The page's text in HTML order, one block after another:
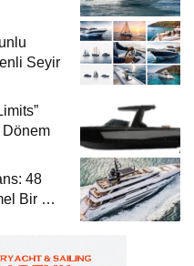
Seyir
48
Bir Yat